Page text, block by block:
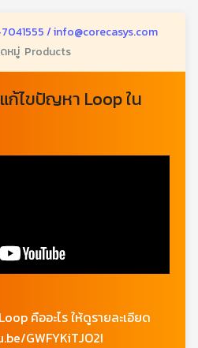
/ info@corecasys.com
หมู่ Products
ก้ไขปัญหา Loop ใน
คืออะไร ให้ดูรายละเอียด
GWFYKiTJO2I